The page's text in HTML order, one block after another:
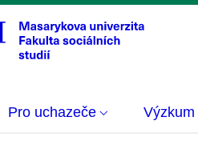
Pro uchazeče Výzkum